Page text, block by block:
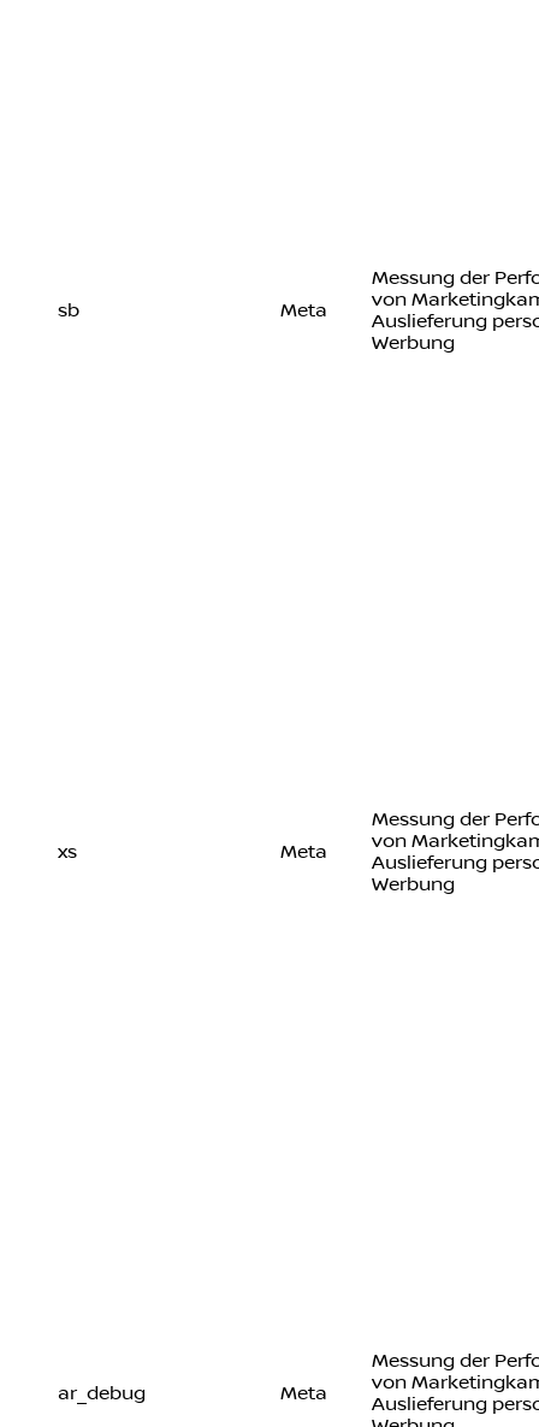
sb Meta
Messung der
von
Auslieferung
Werbung
xs Meta
Messung der
von
Auslieferung
Werbung
ar_debug Meta
Messung der
von
Auslieferung